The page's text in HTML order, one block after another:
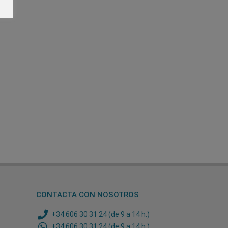
CONTACTA CON NOSOTROS
+34 606 30 31 24 (de 9 a 14 h.)